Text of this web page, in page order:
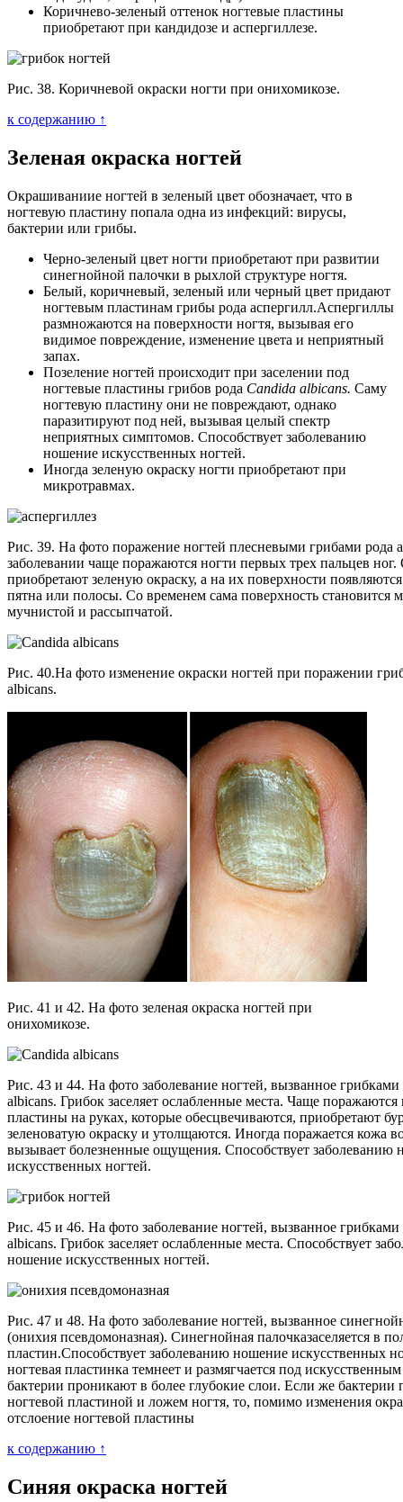
Коричнево-зеленый оттенок ногтевые пластины
приобретают при кандидозе и аспергиллезе.
Рис. 38. Коричневой окраски ногти при онихомикозе.
к содержанию ↑
Зеленая окраска ногтей
Окрашиваниие ногтей в зеленый цвет обозначает, что в
ногтевую пластину попала одна из инфекций: вирусы,
бактерии или грибы.
Черно-зеленый цвет ногти приобретают при развитии
синегнойной палочки в рыхлой структуре ногтя.
Белый, коричневый, зеленый или черный цвет придают
ногтевым пластинам грибы рода аспергилл.Аспергиллы
размножаются на поверхности ногтя, вызывая его
видимое повреждение, изменение цвета и неприятный
запах.
Позеление ногтей происходит при заселении под
ногтевые пластины грибов рода Candida albicans. Саму
ногтевую пластину они не повреждают, однако
паразитируют под ней, вызывая целый спектр
неприятных симптомов. Способствует заболеванию
ношение искусственных ногтей.
Иногда зеленую окраску ногти приобретают при
микротравмах.
Рис. 39. На фото поражение ногтей плесневыми грибами рода
заболевании чаще поражаются ногти первых трех пальцев
приобретают зеленую окраску, а на их поверхности
пятна или полосы. Со временем сама поверхность становится
мучнистой и рассыпчатой.
Рис. 40.На фото изменение окраски ногтей при поражении
albicans.
Рис. 41 и 42. На фото зеленая окраска ногтей при
онихомикозе.
Рис. 43 и 44. На фото заболевание ногтей, вызванное грибками
albicans. Грибок заселяет ослабленные места. Чаще поражаются
пластины на руках, которые обесцвечиваются, приобретают
зеленоватую окраску и утолщаются. Иногда поражается кожа
вызывает болезненные ощущения. Способствует заболеванию
искусственных ногтей.
Рис. 45 и 46. На фото заболевание ногтей, вызванное грибками
albicans. Грибок заселяет ослабленные места. Способствует
ношение искусственных ногтей.
Рис. 47 и 48. На фото заболевание ногтей, вызванное
(онихия псевдомоназная). Синегнойная палочказаселяется в
пластин.Способствует заболеванию ношение искусственных
ногтевая пластинка темнеет и размягчается под
бактерии проникают в более глубокие слои. Если же
ногтевой пластиной и ложем ногтя, то, помимо изменения
отслоение ногтевой пластины
к содержанию ↑
Синяя окраска ногтей